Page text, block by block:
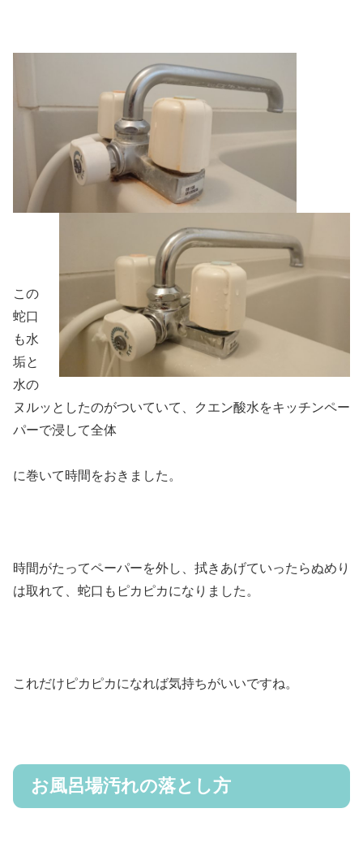
この
蛇口
も水
垢と
水の
ヌルッとしたのがついていて、クエン酸水をキッチンペー
パーで浸して全体
に巻いて時間をおきました。
時間がたってペーパーを外し、拭きあげていったらぬめり
は取れて、蛇口もピカピカになりました。
これだけピカピカになれば気持ちがいいですね。
お風呂場汚れの落とし方